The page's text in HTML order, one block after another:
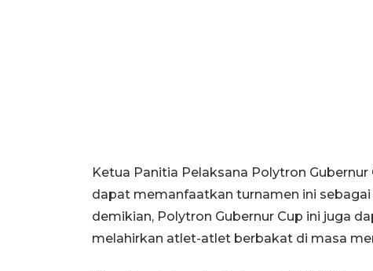
Ketua Panitia Pelaksana Polytron
dapat memanfaatkan turnamen ini
demikian, Polytron Gubernur Cup ini juga
melahirkan atlet-atlet berbakat di masa